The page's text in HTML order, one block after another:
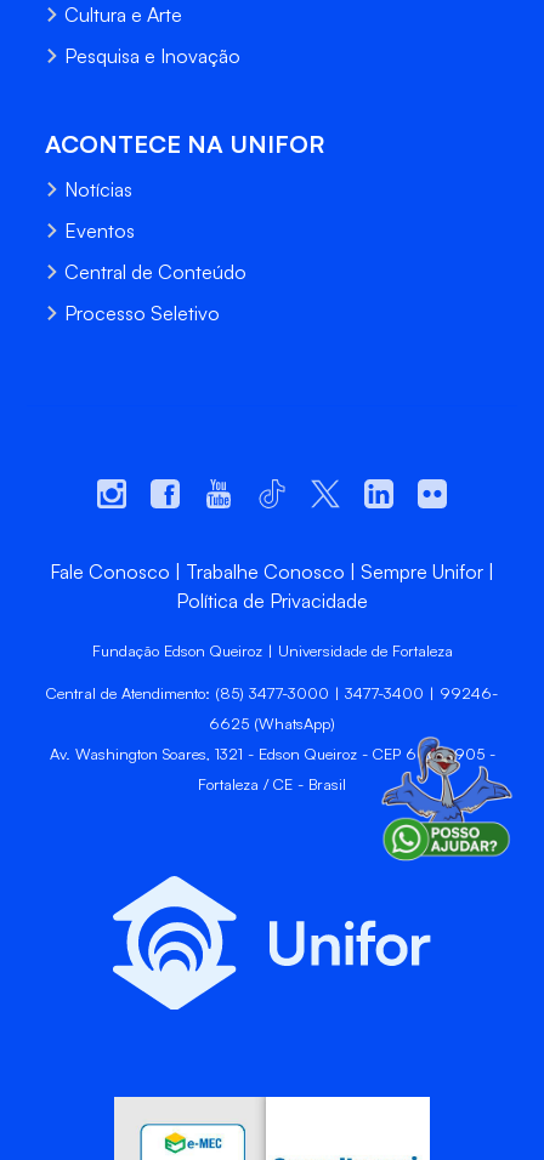
Cultura e Arte
Pesquisa e Inovação
ACONTECE NA UNIFOR
Notícias
Eventos
Central de Conteúdo
Processo Seletivo
Fale Conosco Trabalhe Conosco
Sempre Unifor
Política de Privacidade
Fundação Edson Queiroz | Universidade de Fortaleza
Central de Atendimento: (85) 3477-3000 | 3477-3400 | 99246-
6625 (WhatsApp)
Av. Washington Soares, 1321 - Edson Queiroz - CEP 60811-905 -
Fortaleza / CE - Brasil